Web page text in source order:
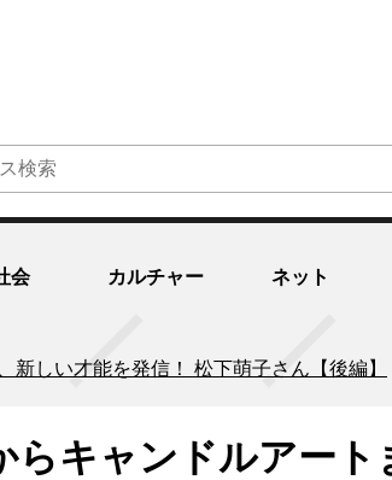
会 カルチャー ネット
しい才能を発信！ 松下萌子さん【後編】
らキャンドルアート